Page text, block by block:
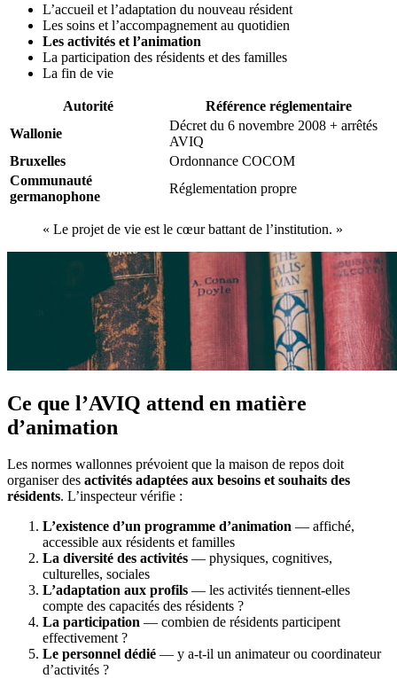
L’accueil et l’adaptation du nouveau résident
Les soins et l’accompagnement au quotidien
Les activités et l’animation
La participation des résidents et des familles
La fin de vie
Autorité
Référence réglementaire
Wallonie
Décret du 6 novembre 2008 + arrêtés
AVIQ
Bruxelles
Ordonnance COCOM
Communauté
germanophone
Réglementation propre
« Le projet de vie est le cœur battant de l’institution. »
Ce que l’AVIQ attend en matière
d’animation
Les normes wallonnes prévoient que la maison de repos doit
organiser des activités adaptées aux besoins et souhaits des
résidents. L’inspecteur vérifie :
L’existence d’un programme d’animation — affiché,
accessible aux résidents et familles
La diversité des activités — physiques, cognitives,
culturelles, sociales
L’adaptation aux profils — les activités tiennent-elles
compte des capacités des résidents ?
La participation — combien de résidents participent
effectivement ?
Le personnel dédié — y a-t-il un animateur ou coordinateur
d’activités ?